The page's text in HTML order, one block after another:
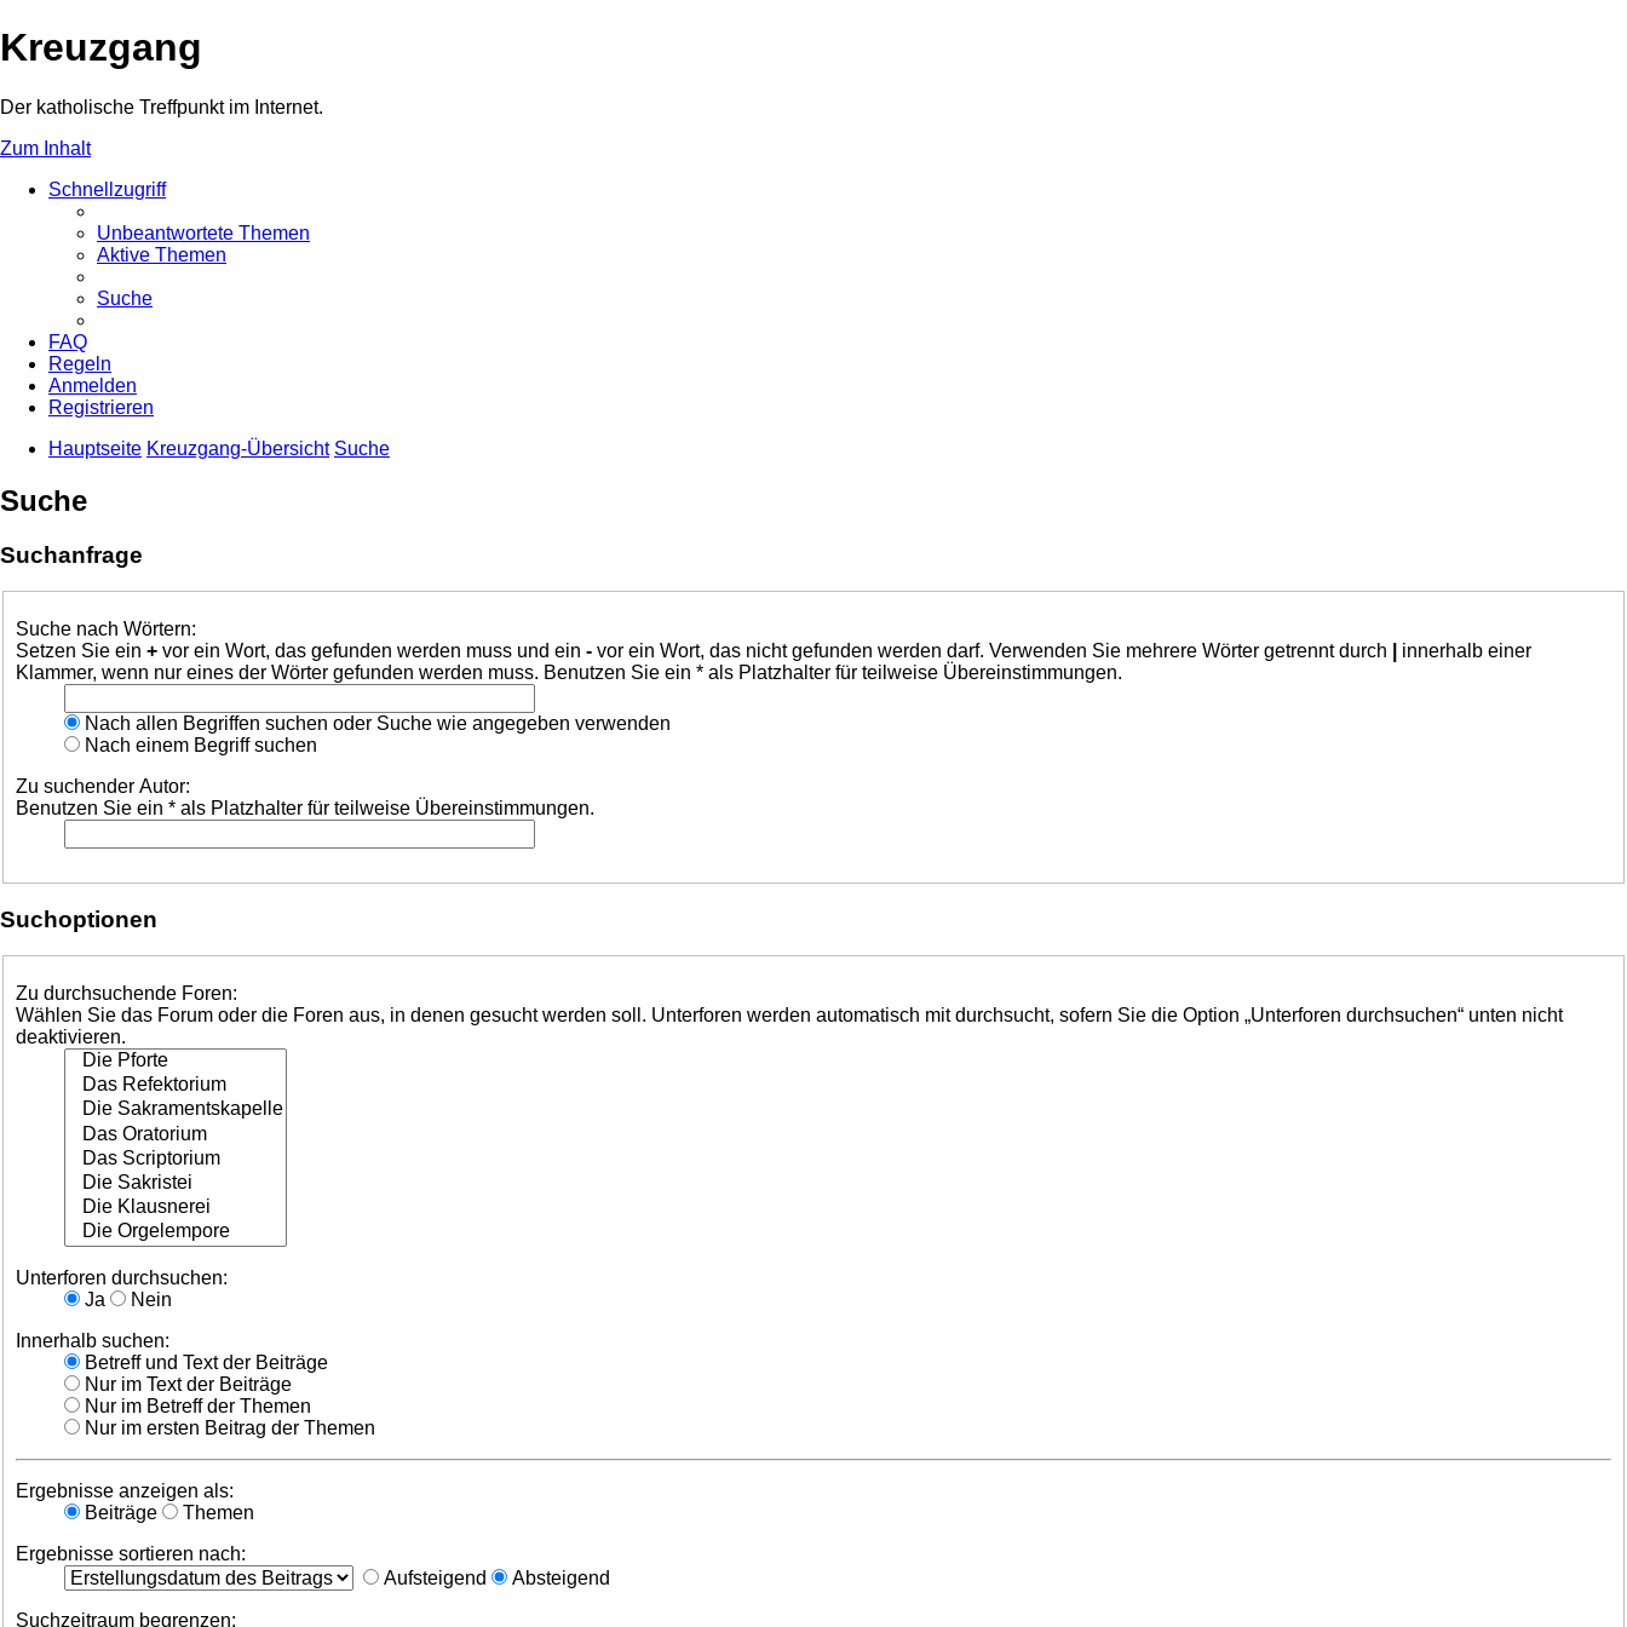
Kreuzgang
Der katholische Treffpunkt im Internet.
Zum Inhalt
Schnellzugriff
Unbeantwortete Themen
Aktive Themen
Suche
FAQ
Regeln
Anmelden
Registrieren
Hauptseite Kreuzgang-Übersicht Suche
Suche
Suchanfrage
Suche nach Wörtern:
Setzen Sie ein + vor ein Wort, das gefunden werden muss und ein - vor ein Wort, das nicht gefunden werden darf. Verwenden Sie mehrere Wörter getrennt durch
innerhalb einer
Klammer, wenn nur eines der Wörter gefunden werden muss. Benutzen Sie ein * als Platzhalter für teilweise Übereinstimmungen.
Nach allen Begriffen suchen oder Suche wie angegeben verwenden
Nach einem Begriff suchen
Zu suchender Autor:
Benutzen Sie ein * als Platzhalter für teilweise Übereinstimmungen.
Suchoptionen
Zu durchsuchende Foren:
Wählen Sie das Forum oder die Foren aus, in denen gesucht werden soll. Unterforen werden automatisch mit durchsucht, sofern Sie die Option „Unterforen durchsuchen“ unten nicht
deaktivieren.
Unterforen durchsuchen:
Ja
Nein
Innerhalb suchen:
Betreff und Text der Beiträge
Nur im Text der Beiträge
Nur im Betreff der Themen
Nur im ersten Beitrag der Themen
Ergebnisse anzeigen als:
Beiträge
Themen
Ergebnisse sortieren nach:
Aufsteigend
Absteigend
Suchzeitraum begrenzen: